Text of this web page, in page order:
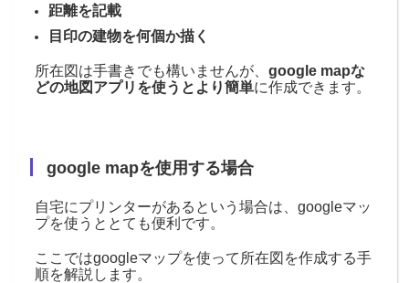
距離を記載
目印の建物を何個か描く
所在図は手書きでも構いませんが、google mapな
どの地図アプリを使うとより簡単に作成できます。
google mapを使用する場合
自宅にプリンターがあるという場合は、googleマッ
プを使うととても便利です。
ここではgoogleマップを使って所在図を作成する手
順を解説します。